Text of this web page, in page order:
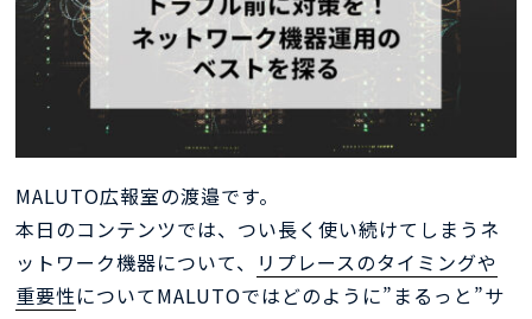
MALUTO広報室の渡邉です。
本日のコンテンツでは、つい長く使い続けてしまうネ
ットワーク機器について、 リプレースのタイミングや
重要性についてMALUTOではどのように”まるっと”サ